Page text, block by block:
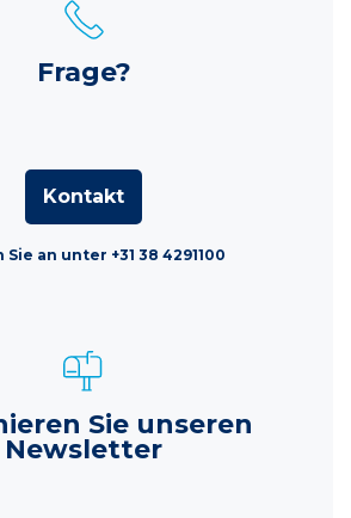
Frage?
Kontakt
an unter +31 38 4291100
Sie unseren
Newsletter